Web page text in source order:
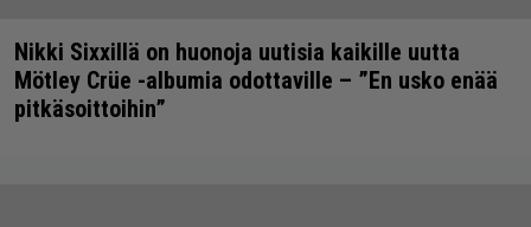
Nikki Sixxillä on huonoja uutisia kaikille uutta
Mötley Crüe -albumia odottaville – ”En usko enää
pitkäsoittoihin”